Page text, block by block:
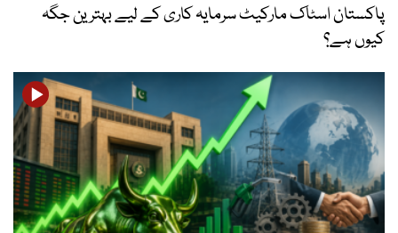
پاکستان اسٹاک مارکیٹ سرمایہ کاری کے لیے بہترین جگہ
کیوں ہے؟